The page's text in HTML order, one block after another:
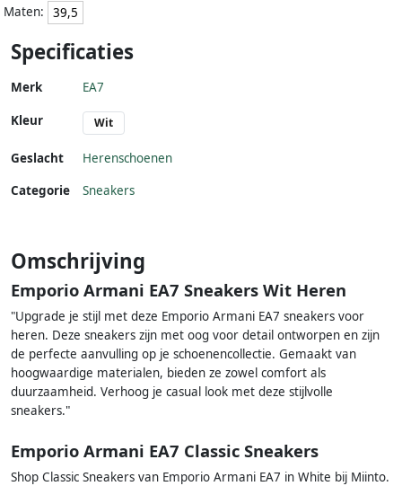
Maten:
39,5
Specificaties
Merk EA7
Kleur Wit
Geslacht
Herenschoenen
Categorie
Sneakers
Omschrijving
Emporio Armani EA7 Sneakers Wit Heren
"Upgrade je stijl met deze Emporio Armani EA7 sneakers voor
heren. Deze sneakers zijn met oog voor detail ontworpen en zijn
de perfecte aanvulling op je schoenencollectie. Gemaakt van
hoogwaardige materialen, bieden ze zowel comfort als
duurzaamheid. Verhoog je casual look met deze stijlvolle
sneakers."
Emporio Armani EA7 Classic Sneakers
Shop Classic Sneakers van Emporio Armani EA7 in White bij Miinto.